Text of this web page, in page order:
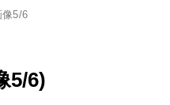
像5/6
5/6)